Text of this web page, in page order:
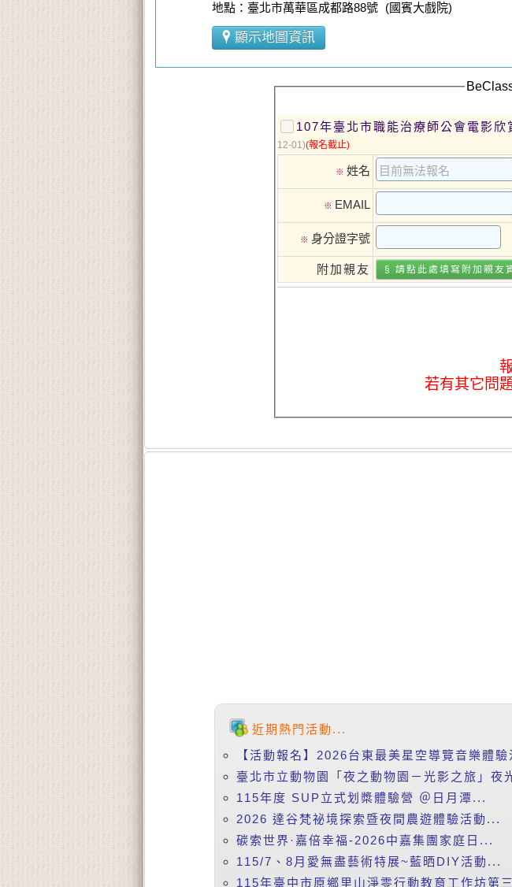
地點：臺北市萬華區成都路88號 (國賓大戲院)
顯示地圖資訊
107年臺北市職能治療師公會電影
12-01)(報名截止)
※ 姓名
※ EMAIL
※ 身分證字號
附加親友 § 請點此處填寫 附加親友
若有其它問
近期熱門活動...
【活動報名】2026台東最美星空導覽音樂體
臺北市立動物園「夜之動物園－光影之旅」夜
115年度 SUP立式划槳體驗營 ＠日月潭...
2026 達谷梵祕境探索暨夜間農遊體驗活動...
碳索世界·嘉倍幸福-2026中嘉集團家庭日...
115/7、8月愛無盡藝術特展~藍晒DIY活動...
115年臺中市原鄉里山淨零行動教育工作坊第